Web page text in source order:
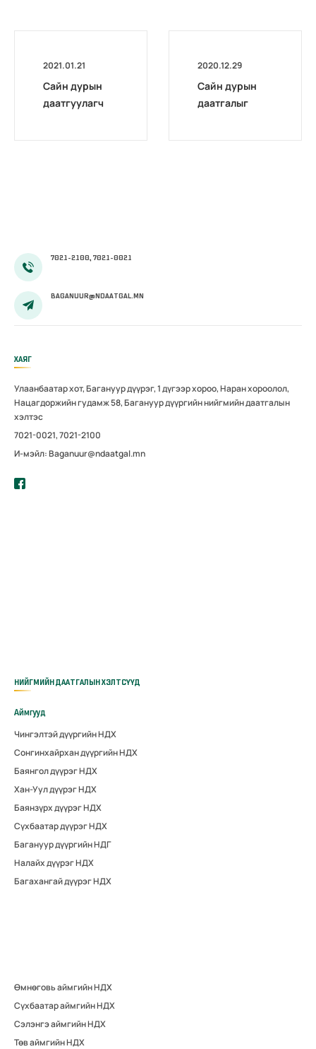
2021.01.21
Сайн дурын
даатгуулагч
2020.12.29
Сайн дурын
даатгалыг
7021-2100, 7021-0021
BAGANUUR@NDAATGAL.MN
ХАЯГ
Улаанбаатар хот, Багануур дүүрэг, 1 дүгээр хороо, Наран хороолол,
Нацагдоржийн гудамж 58, Багануур дүүргийн нийгмийн даатгалын
хэлтэс
7021-0021, 7021-2100
И-мэйл: Baganuur@ndaatgal.mn
НИЙГМИЙН ДААТГАЛЫН ХЭЛТСҮҮД
Аймгууд
Чингэлтэй дүүргийн НДХ
Сонгинхайрхан дүүргийн НДХ
Баянгол дүүрэг НДХ
Хан-Уул дүүрэг НДХ
Баянзүрх дүүрэг НДХ
Сүхбаатар дүүрэг НДХ
Багануур дүүргийн НДГ
Налайх дүүрэг НДХ
Багахангай дүүрэг НДХ
Өмнөговь аймгийн НДХ
Сүхбаатар аймгийн НДХ
Сэлэнгэ аймгийн НДХ
Төв аймгийн НДХ